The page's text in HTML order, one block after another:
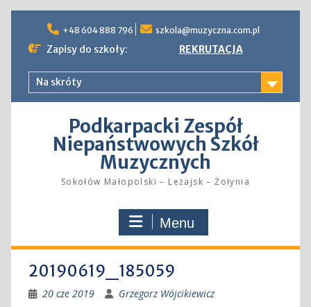
content
+48 604 888 796 szkola@muzyczna.com.pl
Zapisy do szkoły: REKRUTACJA
Na skróty
Podkarpacki Zespół
Niepaństwowych Szkół
Muzycznych
Sokołów Małopolski – Leżajsk – Żołynia
Menu
20190619_185059
20 cze 2019 Grzegorz Wójcikiewicz